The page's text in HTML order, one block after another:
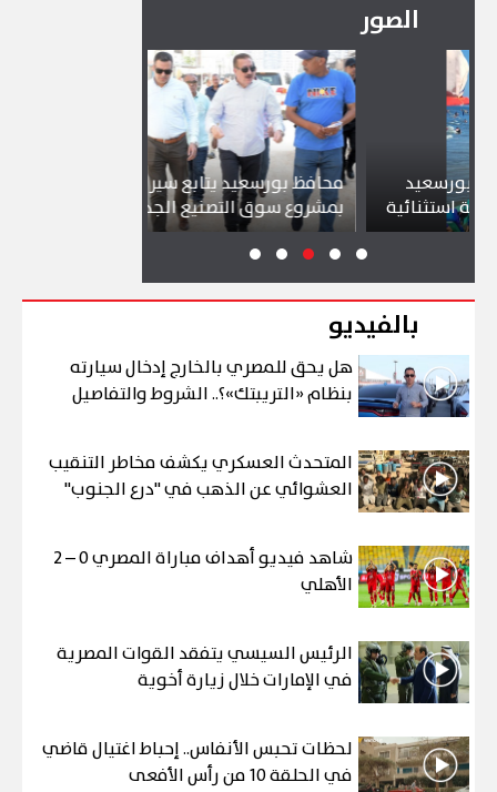
الصور
محافظ بورسعيد يتابع سير العمل
بمشروع سوق التصنيع الجديد
بالفيديو
هل يحق للمصري بالخارج إدخال سيارته
بنظام «التريبتك»؟.. الشروط والتفاصيل
المتحدث العسكري يكشف مخاطر التنقيب
العشوائي عن الذهب في "درع الجنوب"
شاهد فيديو أهداف مباراة المصري 0 – 2
الأهلي
الرئيس السيسي يتفقد القوات المصرية
في الإمارات خلال زيارة أخوية
لحظات تحبس الأنفاس.. إحباط اغتيال قاضي
في الحلقة 10 من رأس الأفعى